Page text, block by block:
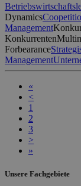
Dynamics
Management
Konkurrenten
Forbearance
Management
«
<
1
2
3
>
»
Unsere Fachgebiete